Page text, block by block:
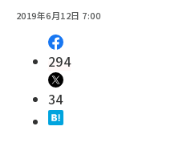
2019年6月12日 7:00
294
34